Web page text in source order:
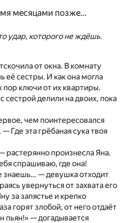
месяцами позже…
удар, которого не ждёшь.
от окна. В комнату
её сестры. И как она могла
пор ключи от их квартиры.
сестрой делили на двоих, пока
чем поинтересовался
Где эта грёбаная сука твоя
растерянно произнесла Яна.
спрашиваю, где она!
знаешь… — девушка отходит
увернуться от захвата его
за запястье и крепко
горят злобой, от него отдаёт
пьян!» — догадывается